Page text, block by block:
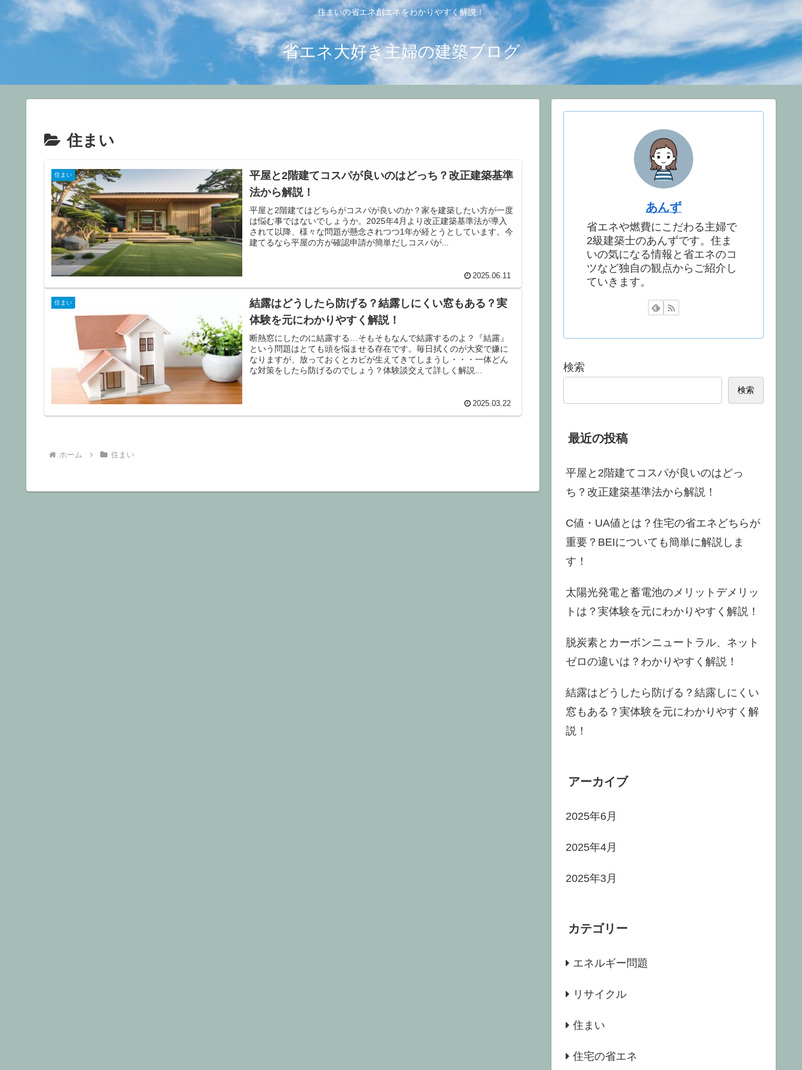
住まいの省エネ創エネをわかりやすく解説！
省エネ大好き主婦の建築ブログ
住まい
住まい
平屋と2階建てコスパが良いのはどっち？改正建築基準
法から解説！
平屋と2階建てはどちらがコスパが良いのか？家を建築したい方が一度
は悩む事ではないでしょうか。2025年4月より改正建築基準法が導入
されて以降、様々な問題が懸念されつつ1年が経とうとしています。今
建てるなら平屋の方が確認申請が簡単だしコスパが...
2025.06.11
住まい
結露はどうしたら防げる？結露しにくい窓もある？実
体験を元にわかりやすく解説！
断熱窓にしたのに結露する…そもそもなんで結露するのよ？『結露』
という問題はとても頭を悩ませる存在です。毎日拭くのが大変で嫌に
なりますが、放っておくとカビが生えてきてしまうし・・・一体どん
な対策をしたら防げるのでしょう？体験談交えて詳しく解説...
2025.03.22
ホーム 住まい
あんず
省エネや燃費にこだわる主婦で
2級建築士のあんずです。住ま
いの気になる情報と省エネのコ
ツなど独自の観点からご紹介し
ていきます。
検索
検索
最近の投稿
平屋と2階建てコスパが良いのはどっ
ち？改正建築基準法から解説！
C値・UA値とは？住宅の省エネどちらが
重要？BEIについても簡単に解説しま
す！
太陽光発電と蓄電池のメリットデメリッ
トは？実体験を元にわかりやすく解説！
脱炭素とカーボンニュートラル、ネット
ゼロの違いは？わかりやすく解説！
結露はどうしたら防げる？結露しにくい
窓もある？実体験を元にわかりやすく解
説！
アーカイブ
2025年6月
2025年4月
2025年3月
カテゴリー
エネルギー問題
リサイクル
住まい
住宅の省エネ